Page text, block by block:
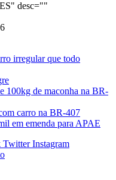
desc=""
irregular que todo
100kg de maconha na BR-
carro na BR-407
em emenda para APAE
Twitter Instagram